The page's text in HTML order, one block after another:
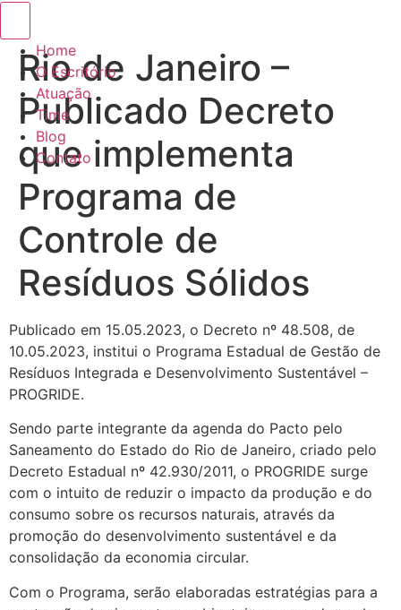
Home
O Escritório
Atuação
Time
Blog
Contato
Rio de Janeiro –
Publicado Decreto
que implementa
Programa de
Controle de
Resíduos Sólidos
Publicado em 15.05.2023, o Decreto nº 48.508, de
10.05.2023, institui o Programa Estadual de Gestão de
Resíduos Integrada e Desenvolvimento Sustentável –
PROGRIDE.
Sendo parte integrante da agenda do Pacto pelo
Saneamento do Estado do Rio de Janeiro, criado pelo
Decreto Estadual nº 42.930/2011, o PROGRIDE surge
com o intuito de reduzir o impacto da produção e do
consumo sobre os recursos naturais, através da
promoção do desenvolvimento sustentável e da
consolidação da economia circular.
Com o Programa, serão elaboradas estratégias para a